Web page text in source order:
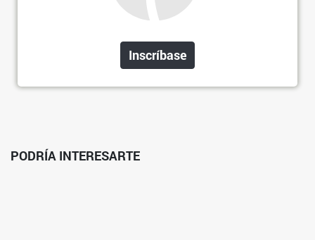
Inscríbase
PODRÍA INTERESARTE